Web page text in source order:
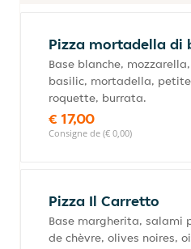
Pizza mortadella di
Base blanche,
basilic, mortadella,
roquette, burrata.
€ 17,00
Consigne de (€ 0,00)
Pizza Il Carretto
Base margherita, salami
de chèvre, olives noires,